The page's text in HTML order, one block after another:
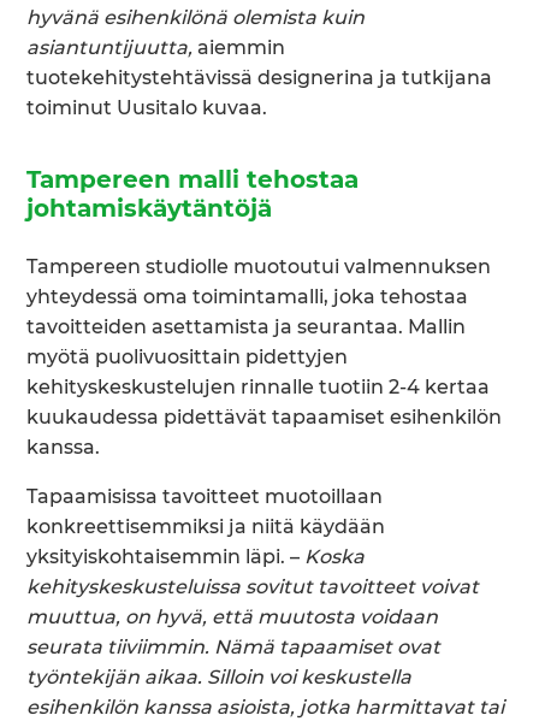
hyvänä esihenkilönä olemista kuin
asiantuntijuutta, aiemmin
tuotekehitystehtävissä designerina ja tutkijana
toiminut Uusitalo kuvaa.
Tampereen malli tehostaa
johtamiskäytäntöjä
Tampereen studiolle muotoutui valmennuksen
yhteydessä oma toimintamalli, joka tehostaa
tavoitteiden asettamista ja seurantaa. Mallin
myötä puolivuosittain pidettyjen
kehityskeskustelujen rinnalle tuotiin 2-4 kertaa
kuukaudessa pidettävät tapaamiset esihenkilön
kanssa.
Tapaamisissa tavoitteet muotoillaan
konkreettisemmiksi ja niitä käydään
yksityiskohtaisemmin läpi. – Koska
kehityskeskusteluissa sovitut tavoitteet voivat
muuttua, on hyvä, että muutosta voidaan
seurata tiiviimmin. Nämä tapaamiset ovat
työntekijän aikaa. Silloin voi keskustella
esihenkilön kanssa asioista, jotka harmittavat tai